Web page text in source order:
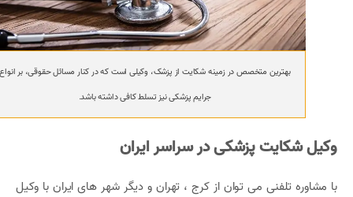
بهترین متخصص در زمینه شکایت از پزشک، وکیلی است که در کنار مسائل حقوقی، بر انواع
جرایم پزشکی نیز تسلط کافی داشته باشد.
وکیل شکایت پزشکی در سراسر ایران
با مشاوره تلفنی می توان از کرج ، تهران و دیگر شهر های ایران با وکیل